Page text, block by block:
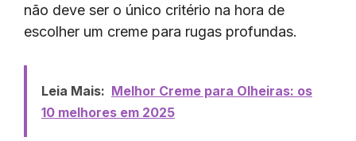
não deve ser o único critério na hora de
escolher um creme para rugas profundas.
Leia Mais: Melhor Creme para Olheiras: os
10 melhores em 2025